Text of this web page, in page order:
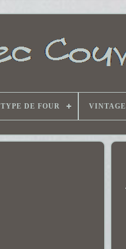
TYPE DE FOUR VINTAGE